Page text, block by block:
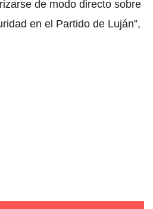
de modo directo sobre
en el Partido de Luján”,